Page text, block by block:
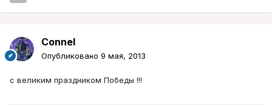
Connel
Опубликовано 9 мая, 2013
с великим праздником Победы !!!